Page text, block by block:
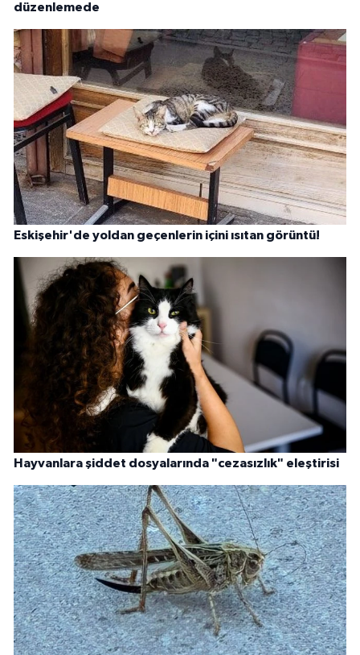
düzenlemede
Eskişehir'de yoldan geçenlerin içini ısıtan görüntü!
Hayvanlara şiddet dosyalarında "cezasızlık" eleştirisi